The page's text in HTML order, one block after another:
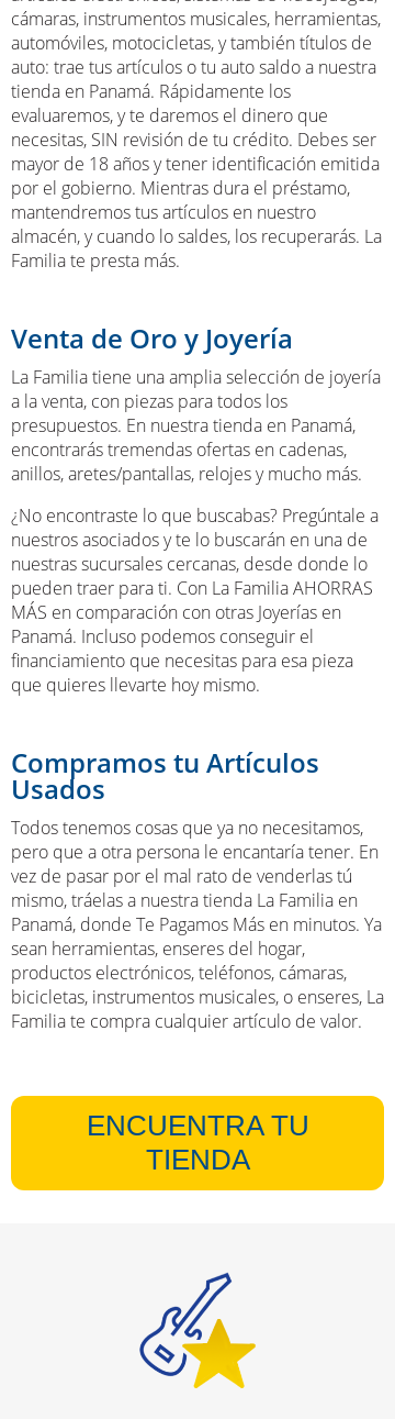
cámaras, instrumentos musicales, herramientas,
automóviles, motocicletas, y también títulos de
auto: trae tus artículos o tu auto saldo a nuestra
tienda en Panamá. Rápidamente los
evaluaremos, y te daremos el dinero que
necesitas, SIN revisión de tu crédito. Debes ser
mayor de 18 años y tener identificación emitida
por el gobierno. Mientras dura el préstamo,
mantendremos tus artículos en nuestro
almacén, y cuando lo saldes, los recuperarás. La
Familia te presta más.
Venta de Oro y Joyería
La Familia tiene una amplia selección de joyería
a la venta, con piezas para todos los
presupuestos. En nuestra tienda en Panamá,
encontrarás tremendas ofertas en cadenas,
anillos, aretes/pantallas, relojes y mucho más.
¿No encontraste lo que buscabas? Pregúntale a
nuestros asociados y te lo buscarán en una de
nuestras sucursales cercanas, desde donde lo
pueden traer para ti. Con La Familia AHORRAS
MÁS en comparación con otras Joyerías en
Panamá. Incluso podemos conseguir el
financiamiento que necesitas para esa pieza
que quieres llevarte hoy mismo.
Compramos tu Artículos
Usados
Todos tenemos cosas que ya no necesitamos,
pero que a otra persona le encantaría tener. En
vez de pasar por el mal rato de venderlas tú
mismo, tráelas a nuestra tienda La Familia en
Panamá, donde Te Pagamos Más en minutos. Ya
sean herramientas, enseres del hogar,
productos electrónicos, teléfonos, cámaras,
bicicletas, instrumentos musicales, o enseres, La
Familia te compra cualquier artículo de valor.
ENCUENTRA TU
TIENDA